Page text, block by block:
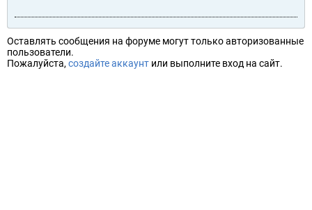
Оставлять сообщения на форуме могут только авторизованные
пользователи.
Пожалуйста, создайте аккаунт или выполните вход на сайт.